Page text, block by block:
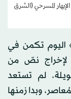
المسرحي (الشرق
اليوم تكمن في
لإخراج نصّ من
لم تستعد
وبدا زمنها